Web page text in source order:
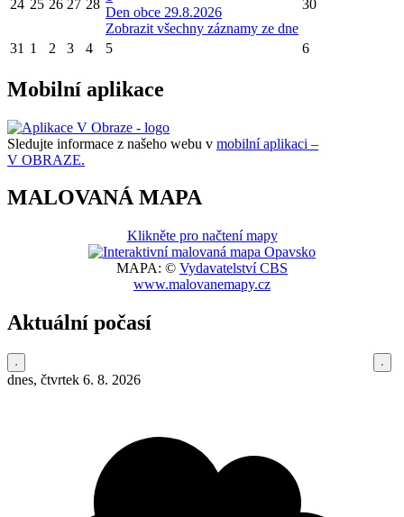
24 25 26 27 28
Den obce 29.8.2026
Zobrazit všechny záznamy ze dne
30
31 1 2 3 4 5 6
Mobilní aplikace
Sledujte informace z našeho webu v mobilní aplikaci –
V OBRAZE.
MALOVANÁ MAPA
Klikněte pro načtení mapy
MAPA: © Vydavatelství CBS
www.malovanemapy.cz
Aktuální počasí
dnes, čtvrtek 6. 8. 2026